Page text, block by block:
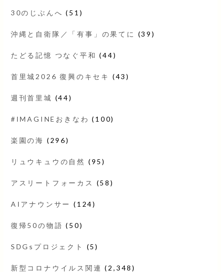
30のじぶんへ (51)
沖縄と自衛隊／「有事」の果てに (39)
たどる記憶 つなぐ平和 (44)
首里城2026 復興のキセキ (43)
週刊首里城 (44)
#IMAGINEおきなわ (100)
楽園の海 (296)
リュウキュウの自然 (95)
アスリートフォーカス (58)
AIアナウンサー (124)
復帰50の物語 (50)
SDGsプロジェクト (5)
新型コロナウイルス関連 (2,348)